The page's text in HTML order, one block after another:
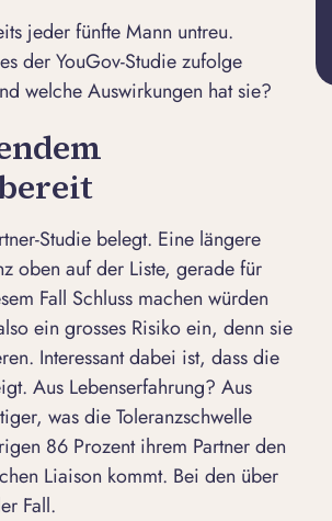
jeder fünfte Mann untreu.
derYouGov-Studie zufolge
welche Auswirkungen hat sie?
Studie belegt. Eine längere
oben auf der Liste, gerade für
Fall Schluss machen würden
ein grosses Risiko ein, denn sie
Interessant dabei ist, dass die
Aus Lebenserfahrung? Aus
was die Toleranzschwelle
86 Prozent ihrem Partner den
Liaison kommt. Bei den über
Fall.